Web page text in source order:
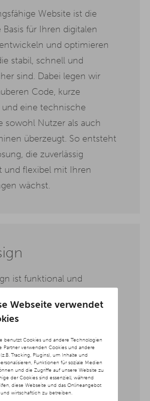
Webseite verwendet
benutzt Cookies und andere Technologien
Partner verwenden Cookies und andere
Tracking, Plugins), um Inhalte und
Funktionen für soziale Medien
und die Zugriffe auf unsere Website zu
der Cookies sind essenziell, während
diese Webseite und das Onlineangebot
wirtschaftlich zu betreiben.
Website ist die
für Ihren digitalen
und optimieren
stabil, schnell und
sind. Dabei legen wir
Code, kurze
und eine technische
sowohl Nutzer als auch
überzeugt. So entsteht
die zuverlässig
und flexibel mit Ihren
wächst.
ist funktional und
Als Digitalagentur
entwickeln wir visuelle
Ihre Werte transportieren
durch Ihre digitalen
Dabei achten wir auf
und eine